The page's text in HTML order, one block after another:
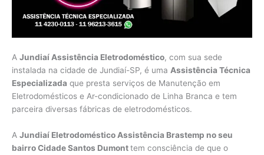
A Jundiaí Assistência Eletrodoméstico, com sua sede
instalada na cidade de Jundiaí-SP, é uma Assistência Técnica
Especializada que presta serviços de Manutenção em
Eletrodomésticos e Ar-condicionado de Linha Branca e tem
parceira diversas fábricas de eletrodomésticos.
A Jundiaí Eletrodoméstico Assistência Brastemp no seu
bairro Cidade Santos Dumonttem consciência de que o